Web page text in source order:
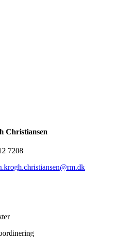
Christiansen
7208